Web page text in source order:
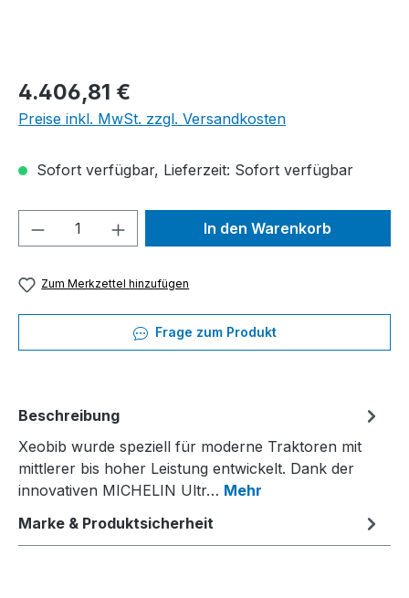
Regulärer Preis:
4.406,81 €
Preise inkl. MwSt. zzgl. Versandkosten
Sofort verfügbar, Lieferzeit: Sofort verfügbar
Produkt Anzahl: Gib denIn den Warenkorb
Zum Merkzettel hinzufügen
Frage zum Produkt
Beschreibung
Xeobib wurde speziell für moderne Traktoren mit
mittlerer bis hoher Leistung entwickelt. Dank der
innovativen MICHELIN Ultr… Mehr
Marke & Produktsicherheit